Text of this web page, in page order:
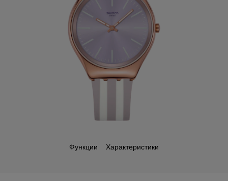
Функции Характеристики